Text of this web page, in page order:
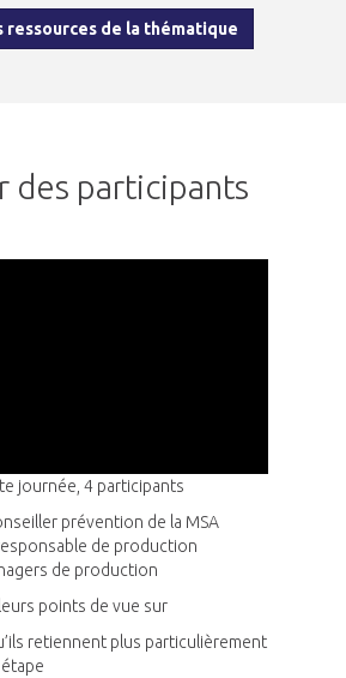
ressources de la thématique
des participants
journée, 4 participants
prévention de la MSA
de production
de production
points de vue sur
retiennent plus particulièrement